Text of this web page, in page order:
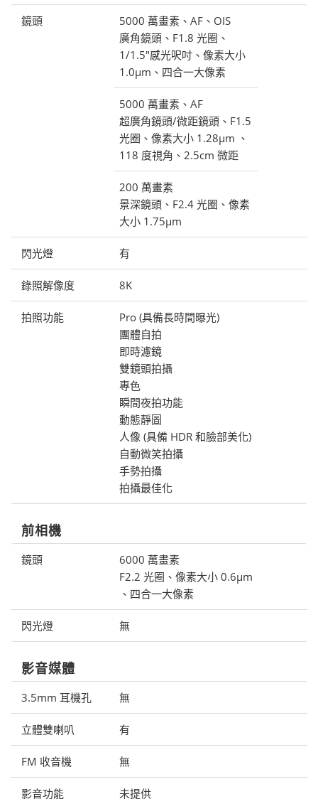
鏡頭
5000 萬畫素、AF、OIS
廣角鏡頭、F1.8 光圈、
1/1.5"感光呎吋、像素大小
1.0μm、四合一大像素
5000 萬畫素、AF
超廣角鏡頭/微距鏡頭、F1.5
光圈、像素大小 1.28μm 、
118 度視角、2.5cm 微距
200 萬畫素
景深鏡頭、F2.4 光圈、像素
大小 1.75μm
閃光燈 有
錄照解像度 8K
拍照功能
Pro (具備長時間曝光)
團體自拍
即時濾鏡
雙鏡頭拍攝
專色
瞬間夜拍功能
動態靜圖
人像 (具備 HDR 和臉部美化)
自動微笑拍攝
手勢拍攝
拍攝最佳化
前相機
鏡頭
6000 萬畫素
F2.2 光圈、像素大小 0.6μm
、四合一大像素
閃光燈 無
影音媒體
3.5mm 耳機孔 無
立體雙喇叭 有
FM 收音機 無
影音功能 未提供